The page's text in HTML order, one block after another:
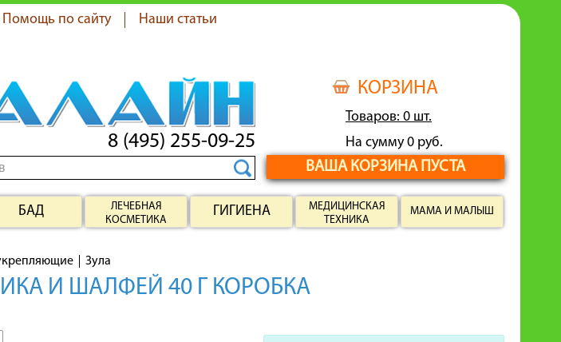
Помощь по сайту Наши статьи
КОРЗИНА
Товаров: 0 шт.
На сумму 0 руб.
ВАША КОРЗИНА ПУСТА
8 (495) 255-09-25
БАД
ЛЕЧЕБНАЯ
КОСМЕТИКА
ГИГИЕНА
МЕДИЦИНСКАЯ
ТЕХНИКА
МАМА И МАЛЫШ
Зула
И ШАЛФЕЙ 40 Г КОРОБКА